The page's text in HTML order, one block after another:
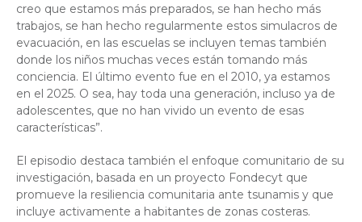
creo que estamos más preparados, se han hecho más
trabajos, se han hecho regularmente estos simulacros de
evacuación, en las escuelas se incluyen temas también
donde los niños muchas veces están tomando más
conciencia. El último evento fue en el 2010, ya estamos
en el 2025. O sea, hay toda una generación, incluso ya de
adolescentes, que no han vivido un evento de esas
características”.
El episodio destaca también el enfoque comunitario de su
investigación, basada en un proyecto Fondecyt que
promueve la resiliencia comunitaria ante tsunamis y que
incluye activamente a habitantes de zonas costeras.